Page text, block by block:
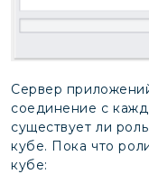
Сервер
соединение с
существует ли
кубе. Пока что
кубе: